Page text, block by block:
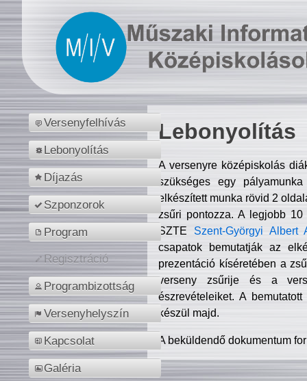
Versenyfelhívás
Lebonyolítás
Díjazás
Szponzorok
Program
Regisztráció
Programbizottság
Versenyhelyszín
Kapcsolat
Galéria
Lebonyolítás
A versenyre középiskolás
szükséges egy
elkészített munka rövid 2
zsűri pontozza. A legjobb
SZTE Szent-Györgyi Albert
csapatok bemutatják az
prezentáció kíséretében a
verseny zsűrije és a
észrevételeiket. A
készül majd.
A beküldendő dokumentum